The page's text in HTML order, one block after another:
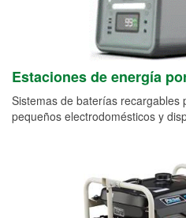
Estaciones de energía
Sistemas de baterías recargables
pequeños electrodomésticos y